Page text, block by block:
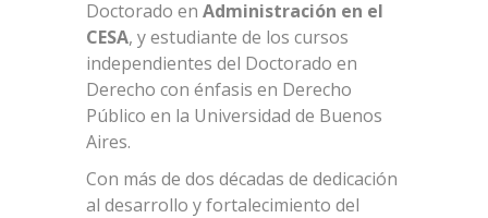
Doctorado en Administración en el
CESA, y estudiante de los cursos
independientes del Doctorado en
Derecho con énfasis en Derecho
Público en la Universidad de Buenos
Aires.
Con más de dos décadas de dedicación
al desarrollo y fortalecimiento del